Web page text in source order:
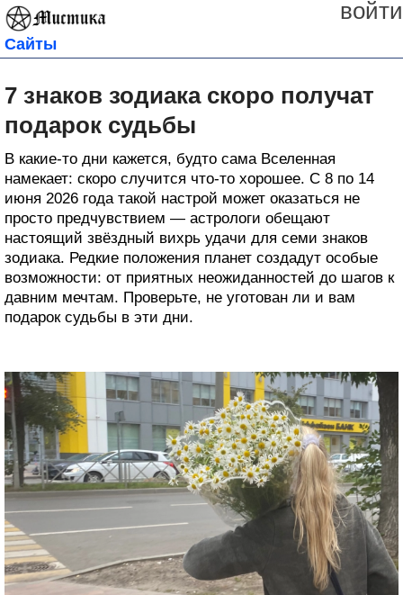
войти
Сайты
7 знаков зодиака скоро получат
подарок судьбы
В какие‑то дни кажется, будто сама Вселенная
намекает: скоро случится что‑то хорошее. С 8 по 14
июня 2026 года такой настрой может оказаться не
просто предчувствием — астрологи обещают
настоящий звёздный вихрь удачи для семи знаков
зодиака. Редкие положения планет создадут особые
возможности: от приятных неожиданностей до шагов к
давним мечтам. Проверьте, не уготован ли и вам
подарок судьбы в эти дни.